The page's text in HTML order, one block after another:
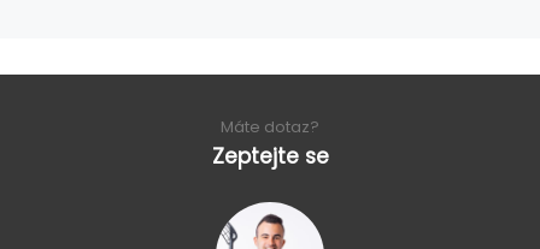
Máte dotaz?
Zeptejte se